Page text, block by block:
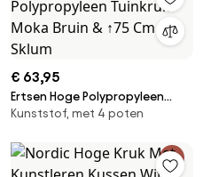
€ 63,95
Ertsen Hoge Polypropyleen
Tuinkruk Moka Bruin & ↑75 Cm -
Kunststof, met 4 poten